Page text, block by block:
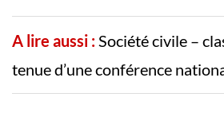
A lire aussi :Société civile –
tenue d’une conférence